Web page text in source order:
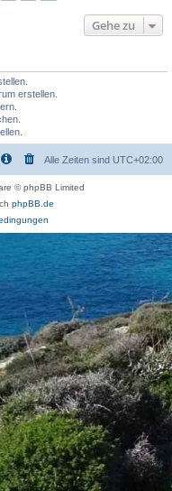
Gehe zu
erstellen.
Alle Zeiten sind UTC+02:00
© phpBB Limited
phpBB.de